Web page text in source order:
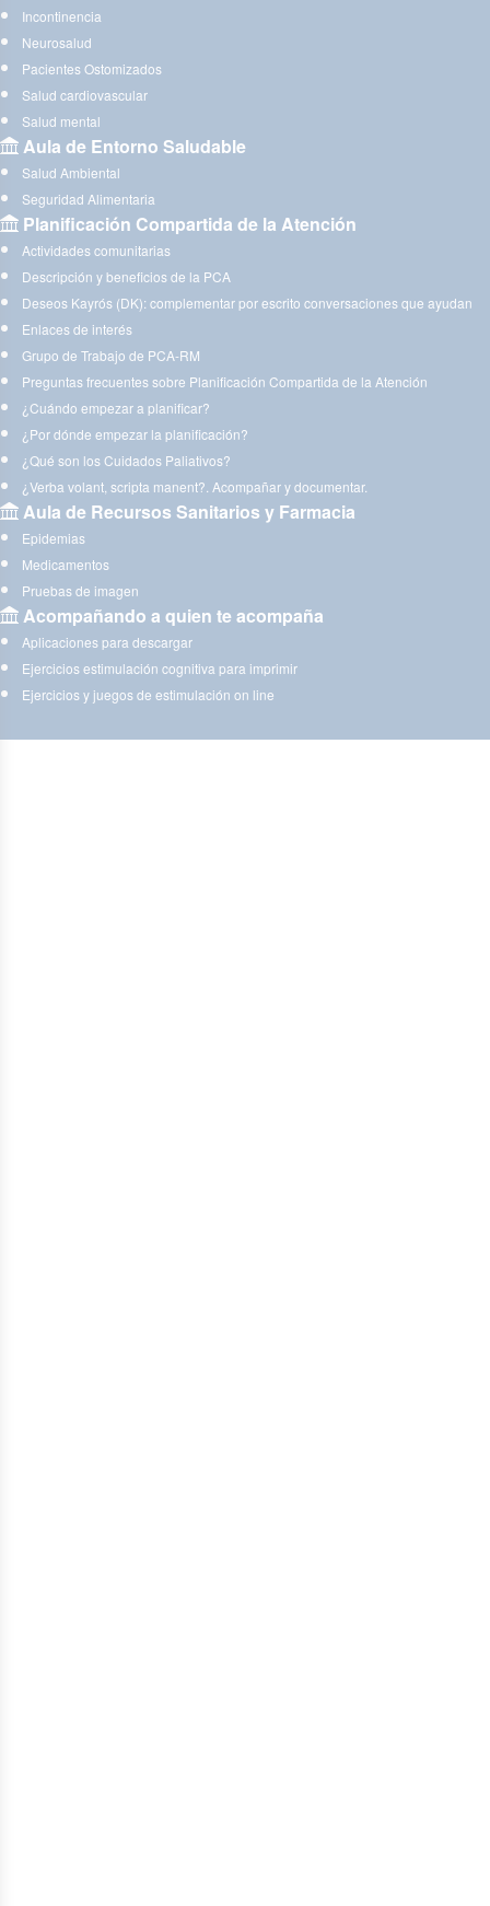
Incontinencia
Neurosalud
Pacientes Ostomizados
Salud cardiovascular
Salud mental
Aula de Entorno Saludable
Salud Ambiental
Seguridad Alimentaria
Planificación Compartida de la Atención
Actividades comunitarias
Descripción y beneficios de la PCA
Deseos Kayrós (DK): complementar por escrito conversaciones que ayudan
Enlaces de interés
Grupo de Trabajo de PCA-RM
Preguntas frecuentes sobre Planificación Compartida de la Atención
¿Cuándo empezar a planificar?
¿Por dónde empezar la planificación?
¿Qué son los Cuidados Paliativos?
¿Verba volant, scripta manent?. Acompañar y documentar.
Aula de Recursos Sanitarios y Farmacia
Epidemias
Medicamentos
Pruebas de imagen
Acompañando a quien te acompaña
Aplicaciones para descargar
Ejercicios estimulación cognitiva para imprimir
Ejercicios y juegos de estimulación on line